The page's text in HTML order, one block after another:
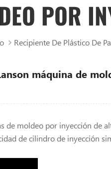
POR
Recipiente De Plástico De
máquina de
de moldeo por inyección de
de cilindro de inyección